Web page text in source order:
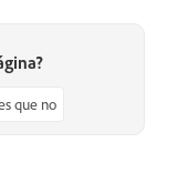
que no